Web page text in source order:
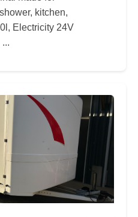
kitchen,
Electricity 24V